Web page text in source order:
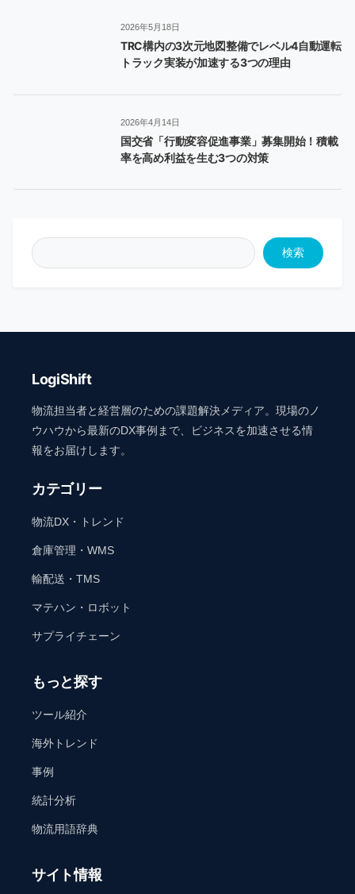
2026年5月18日
TRC構内の3次元地図整備でレベル4自動運転
トラック実装が加速する3つの理由
2026年4月14日
国交省「行動変容促進事業」募集開始！積載
率を高め利益を生む3つの対策
検索
LogiShift
物流担当者と経営層のための課題解決メディア。現場のノ
ウハウから最新のDX事例まで、ビジネスを加速させる情
報をお届けします。
カテゴリー
物流DX・トレンド
倉庫管理・WMS
輸配送・TMS
マテハン・ロボット
サプライチェーン
もっと探す
ツール紹介
海外トレンド
事例
統計分析
物流用語辞典
サイト情報